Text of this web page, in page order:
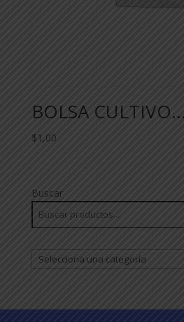
BOLSA
$1,00
Buscar
Selecciona
una